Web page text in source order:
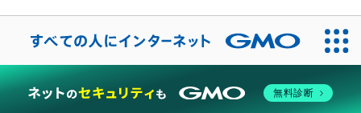
無料診断